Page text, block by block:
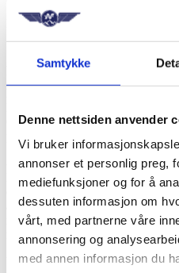
Samtykke
Denne nettsiden anvender
Vi bruker
annonser et personlig preg,
mediefunksjoner og for å
dessuten informasjon om
vårt, med partnerne våre
annonsering og
med annen informasjon du
Natt til fredag ble det brudd i
- Vi føler på et stort ansvar for
Christian Laulund, leder for
pilotene organisert i Norsk
- Streiken kunne vært unngått
komme oss i møte. I stedet
deres ansatte skal godta
arbeidstid og usikkerhet for egen
ingen annen mulighet enn å
rådighet, sier Laulund.
Uforutsigbar arbeidstid